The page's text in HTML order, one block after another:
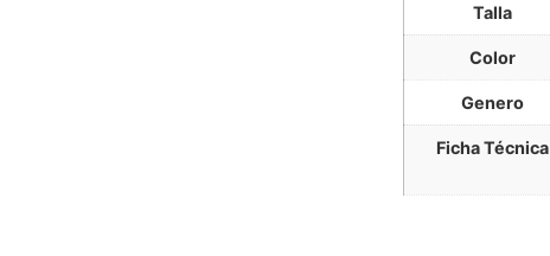
Talla
Color
Genero
Ficha Técnica